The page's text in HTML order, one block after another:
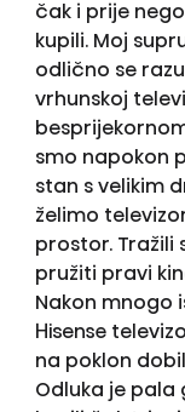
čak i prije
kupili. Moj
odlično se
vrhunskoj
smo napokon
stan s velikim
želimo
prostor. Tražili
pružiti pravi
Nakon mnogo
Hisense
na poklon
Odluka je pala